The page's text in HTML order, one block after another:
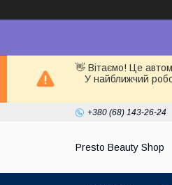
👋 Вітаємо! Це
У найближчий
+380 (68) 143-26-24
Presto Beauty Shop